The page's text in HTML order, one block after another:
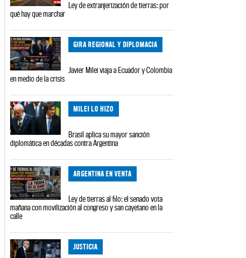
Ley de extranjerización de tierras: por
qué hay que marchar
GIRA REGIONAL Y DIPLOMACIA
Javier Milei viaja a Ecuador y Colombia
en medio de la crisis
MILEI LO HIZO
Brasil aplica su mayor sanción
diplomática en décadas contra Argentina
ARGENTINA EN VENTA
Ley de tierras al filo: el senado vota
mañana con movilización al congreso y san cayetano en la
calle
JUSTICIA